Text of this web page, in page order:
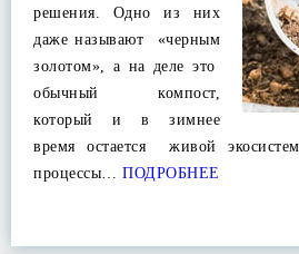
решения. Одно из них
даже называют «черным
золотом», а на деле это
обычный компост,
который и в зимнее
время остается живой
процессы… ПОДРОБНЕЕ